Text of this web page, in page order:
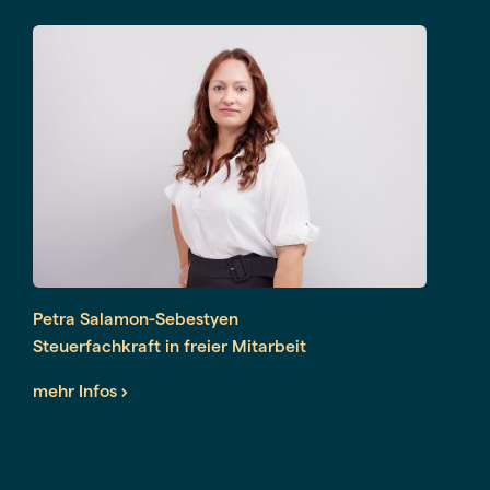
Petra Salamon-Sebestyen
Steuerfachkraft in freier Mitarbeit
Schwerpunkte:
mehr Infos